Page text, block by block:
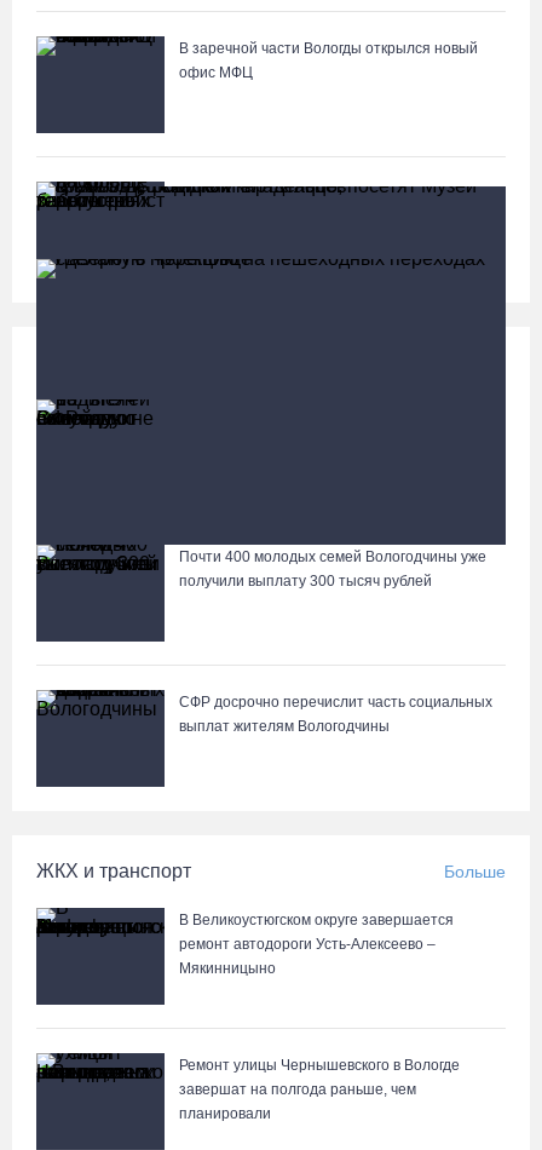
Лазерную проекцию на пешеходных переходах сделают в
В заречной части Вологды открылся новый
офис МФЦ
В Вологде на 18 дворовых территориях
Почти 400 молодых семей Вологодчины уже
получили выплату 300 тысяч рублей
СФР досрочно перечислит часть социальных
выплат жителям Вологодчины
ЖКХ и транспорт Больше
В Великоустюгском округе завершается
ремонт автодороги Усть-Алексеево –
Мякинницыно
Ремонт улицы Чернышевского в Вологде
завершат на полгода раньше, чем
планировали